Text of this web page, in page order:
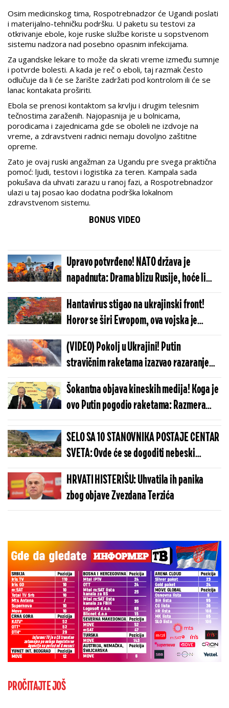
Osim medicinskog tima, Rospotrebnadzor će Ugandi poslati
i materijalno-tehničku podršku. U paketu su testovi za
otkrivanje ebole, koje ruske službe koriste u sopstvenom
sistemu nadzora nad posebno opasnim infekcijama.
Za ugandske lekare to može da skrati vreme između sumnje
i potvrde bolesti. A kada je reč o eboli, taj razmak često
odlučuje da li će se žarište zadržati pod kontrolom ili će se
lanac kontakata proširiti.
Ebola se prenosi kontaktom sa krvlju i drugim telesnim
tečnostima zaraženih. Najopasnija je u bolnicama,
porodicama i zajednicama gde se oboleli ne izdvoje na
vreme, a zdravstveni radnici nemaju dovoljno zaštitne
opreme.
Zato je ovaj ruski angažman za Ugandu pre svega praktična
pomoć: ljudi, testovi i logistika za teren. Kampala sada
pokušava da uhvati zarazu u ranoj fazi, a Rospotrebnadzor
ulazi u taj posao kao dodatna podrška lokalnom
zdravstvenom sistemu.
BONUS VIDEO
Upravo potvrđeno! NATO država je
napadnuta: Drama blizu Rusije, hoće li
Alijansa aktivirati član 5?!
Hantavirus stigao na ukrajinski front!
Horor se širi Evropom, ova vojska je
masovno zaražena - ako krene ka
zapadu...
(VIDEO) Pokolj u Ukrajini! Putin
stravičnim raketama izazvao razaranje
nesvakidašnjih razmera: Snimci lede krv u
žilama
Šokantna objava kineskih medija! Koga je
ovo Putin pogodio raketama: Razmera
uništenja je jeziva, izvršio je brutalnu
odmazdu
SELO SA 10 STANOVNIKA POSTAJE CENTAR
SVETA: Ovde će se dogoditi nebeski
spektakl koji se čeka više od 100 godina
HRVATI HISTERIŠU: Uhvatila ih panika
zbog objave Zvezdana Terzića
PROČITAJTE JOŠ